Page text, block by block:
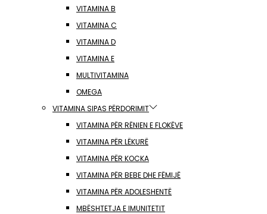
VITAMINA B
VITAMINA C
VITAMINA D
VITAMINA E
MULTIVITAMINA
OMEGA
VITAMINA SIPAS PËRDORIMIT
VITAMINA PËR RËNIEN E FLOKËVE
VITAMINA PËR LËKURË
VITAMINA PËR KOCKA
VITAMINA PËR BEBE DHE FËMIJË
VITAMINA PËR ADOLESHENTË
MBËSHTETJA E IMUNITETIT